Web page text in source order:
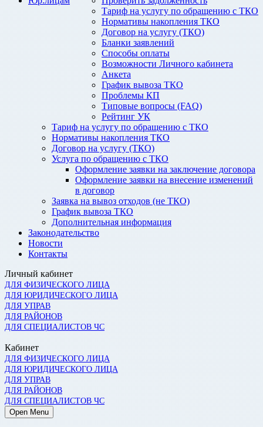
Тариф на услугу по обращению с ТКО
Нормативы накопления ТКО
Договор на услугу (ТКО)
Бланки заявлений
Способы оплаты
Возможности Личного кабинета
Анкета
График вывоза ТКО
Проблемы КП
Типовые вопросы (FAQ)
Рейтинг УК
Тариф на услугу по обращению с ТКО
Нормативы накопления ТКО
Договор на услугу (ТКО)
Услуга по обращению с ТКО
Оформление заявки на заключение договора
Оформление заявки на внесение изменений
в договор
Заявка на вывоз отходов (не ТКО)
График вывоза ТКО
Дополнительная информация
Законодательство
Новости
Контакты
Личный кабинет
ДЛЯ ФИЗИЧЕСКОГО ЛИЦА
ДЛЯ ЮРИДИЧЕСКОГО ЛИЦА
ДЛЯ УПРАВ
ДЛЯ РАЙОНОВ
ДЛЯ СПЕЦИАЛИСТОВ ЧС
Кабинет
ДЛЯ ФИЗИЧЕСКОГО ЛИЦА
ДЛЯ ЮРИДИЧЕСКОГО ЛИЦА
ДЛЯ УПРАВ
ДЛЯ РАЙОНОВ
ДЛЯ СПЕЦИАЛИСТОВ ЧС
Open Menu